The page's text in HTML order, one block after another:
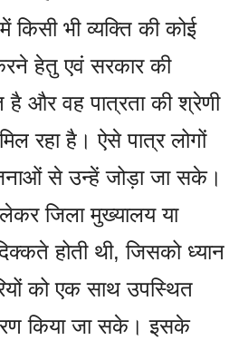
किसी भी व्यक्ति की कोई
हेतु एवं सरकार की
है और वह पात्रता की श्रेणी
रहा है। ऐसे पात्र लोगों
से उन्हें जोड़ा जा सके।
जिला मुख्यालय या
होती थी, जिसको ध्यान
को एक साथ उपस्थित
किया जा सके। इसके